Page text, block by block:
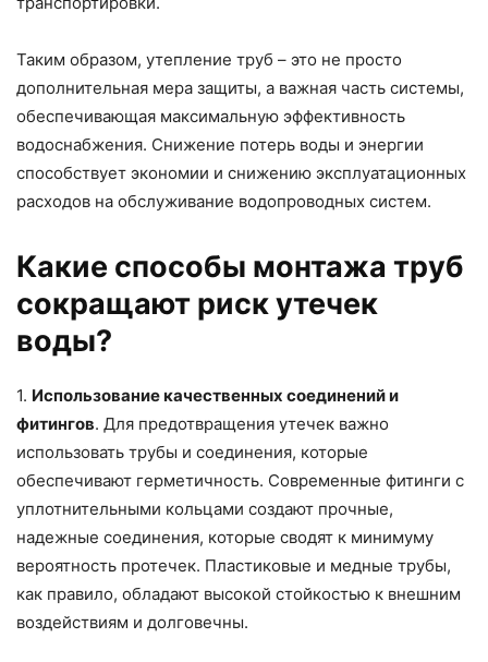
Таким образом, утепление труб – это не просто
дополнительная мера защиты, а важная часть системы,
обеспечивающая максимальную эффективность
водоснабжения. Снижение потерь воды и энергии
способствует экономии и снижению эксплуатационных
расходов на обслуживание водопроводных систем.
Какие способы монтажа труб
сокращают риск утечек
воды?
1. Использование качественных соединений и
фитингов. Для предотвращения утечек важно
использовать трубы и соединения, которые
обеспечивают герметичность. Современные фитинги с
уплотнительными кольцами создают прочные,
надежные соединения, которые сводят к минимуму
вероятность протечек. Пластиковые и медные трубы,
как правило, обладают высокой стойкостью к внешним
воздействиям и долговечны.